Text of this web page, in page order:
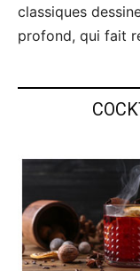
classiques
profond, qui fait